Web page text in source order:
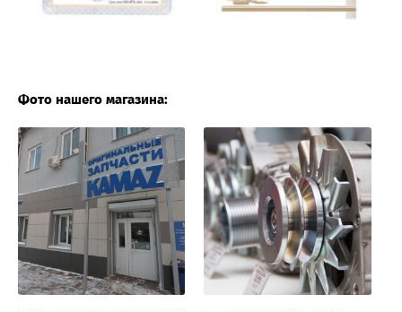
Фото нашего магазина: